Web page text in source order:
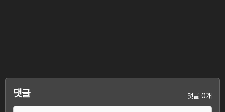
댓글 댓글 0개